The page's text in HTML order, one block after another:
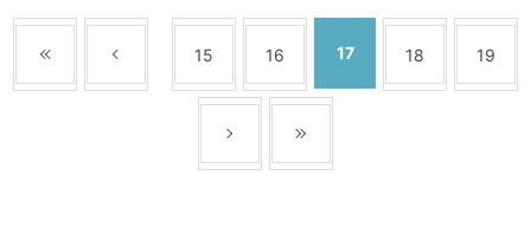
15 16 17 18 19